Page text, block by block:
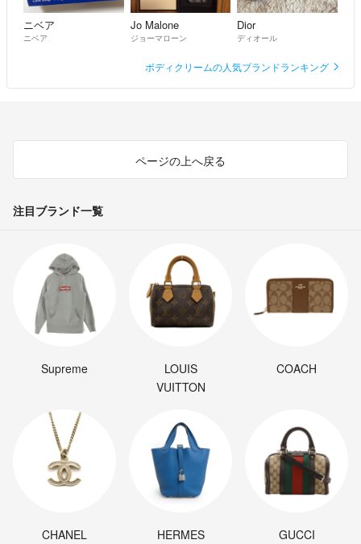
ニベア
ニベア
Jo Malone
ジョーマローン
Dior
ディオール
ボディクリームの人気ブランドランキング
ページの上へ戻る
注目ブランド一覧
Supreme
LOUIS
VUITTON
COACH
CHANEL HERMES GUCCI